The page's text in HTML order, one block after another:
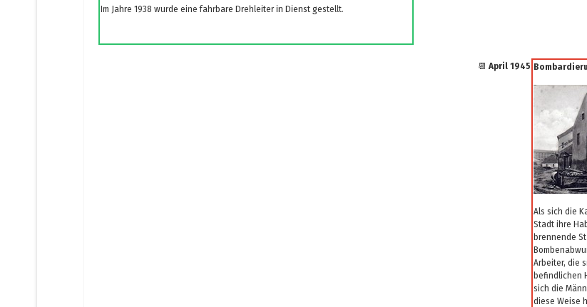
Im Jahre 1938 wurde eine fahrbare Drehleiter in Dienst gestellt.
📆 April 1945
Als sich die
Stadt ihre
brennende
Arbeiter, die
befindlichen
sich die
diese Weise